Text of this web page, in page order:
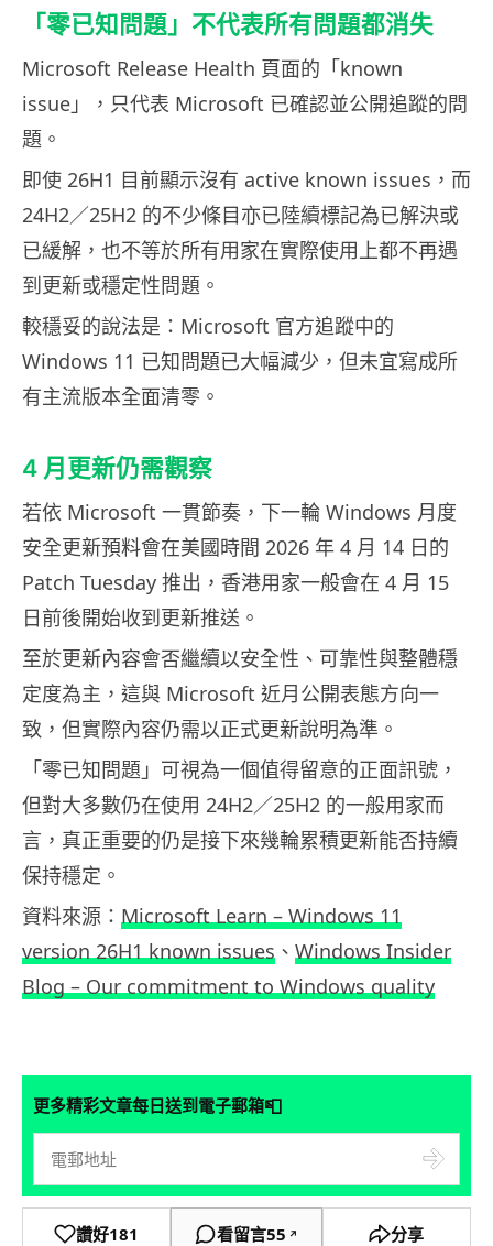
「零已知問題」不代表所有問題都消失
Microsoft Release Health 頁面的「known
issue」，只代表 Microsoft 已確認並公開追蹤的問
題。
即使 26H1 目前顯示沒有 active known issues，而
24H2／25H2 的不少條目亦已陸續標記為已解決或
已緩解，也不等於所有用家在實際使用上都不再遇
到更新或穩定性問題。
較穩妥的說法是：Microsoft 官方追蹤中的
Windows 11 已知問題已大幅減少，但未宜寫成所
有主流版本全面清零。
4 月更新仍需觀察
若依 Microsoft 一貫節奏，下一輪 Windows 月度
安全更新預料會在美國時間 2026 年 4 月 14 日的
Patch Tuesday 推出，香港用家一般會在 4 月 15
日前後開始收到更新推送。
至於更新內容會否繼續以安全性、可靠性與整體穩
定度為主，這與 Microsoft 近月公開表態方向一
致，但實際內容仍需以正式更新說明為準。
「零已知問題」可視為一個值得留意的正面訊號，
但對大多數仍在使用 24H2／25H2 的一般用家而
言，真正重要的仍是接下來幾輪累積更新能否持續
保持穩定。
資料來源： Microsoft Learn – Windows 11
version 26H1 known issues 、 Windows Insider
Blog – Our commitment to Windows quality
更多精彩文章每日送到電子郵箱📮
讚好181 看留言55 ↗ 分享